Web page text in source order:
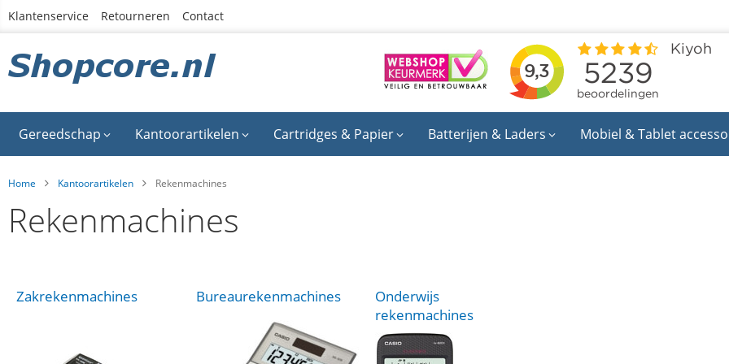
Ga
inhoud
Klantenservice Retourneren Contact
Gereedschap Kantoorartikelen Cartridges & Papier Batterijen & Laders Mobiel & Tablet
Home Kantoorartikelen Rekenmachines
Rekenmachines
Zakrekenmachines Bureaurekenmachines
Onderwijs
rekenmachines